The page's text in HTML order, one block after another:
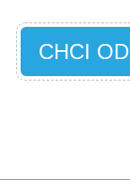
CHCI